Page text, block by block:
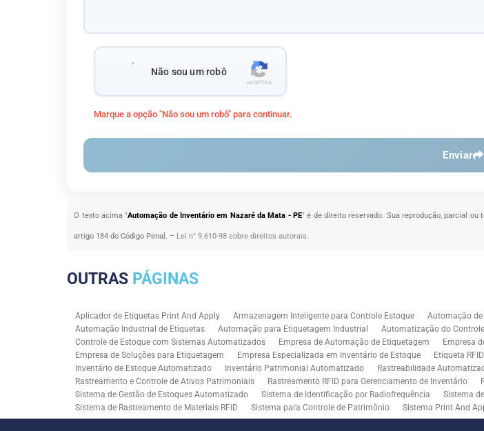
Não sou um robô
Marque a opção "Não sou um robô" para continuar.
Enviar
O texto acima "Automação de Inventário em Nazaré da Mata - PE" é de direito reservado. Sua reprodução, parcial
artigo 184 do Código Penal. – Lei n° 9.610-98 sobre direitos autorais.
OUTRAS PÁGINAS
Aplicador de Etiquetas Print And Apply Armazenagem Inteligente para Controle Estoque Automação
Automação Industrial de Etiquetas
Automação para Etiquetagem Industrial Automatização do
Controle de Estoque com Sistemas Automatizados
Empresa de Automação de Etiquetagem Empresa
Empresa de Soluções para Etiquetagem
Empresa Especializada em Inventário de Estoque Etiqueta
Inventário de Estoque Automatizado
Inventário Patrimonial Automatizado Rastreabilidade
Rastreamento e Controle de Ativos Patrimoniais
Rastreamento RFID para Gerenciamento de Inventário
Sistema de Gestão de Estoques Automatizado
Sistema de Identificação por Radiofrequência Sistema
Sistema de Rastreamento de Materiais RFID
Sistema para Controle de Patrimônio Sistema Print And
Solução RFID para Controle Patrimonial Industrial
Solução RFID para Indústria Soluções de Impressão